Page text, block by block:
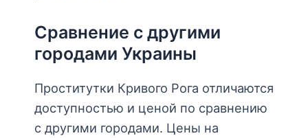
Сравнение с другими
городами Украины
Проститутки Кривого Рога отличаются
доступностью и ценой по сравнению
с другими городами. Цены на